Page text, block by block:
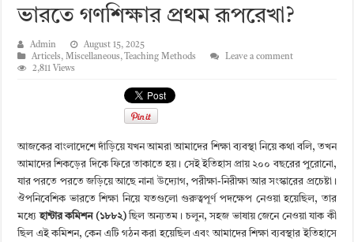
ভারতে গণশিক্ষার প্রথম রূপরেখা?
Admin
August 15, 2025
Articels,Miscellaneous, Teaching Methods
Leave a comment
2,811 Views
আজকের বাংলাদেশে দাঁড়িয়ে যখন আমরা আমাদের শিক্ষা ব্যবস্থা নিয়ে কথা বলি, তখন
আমাদের শিকড়ের দিকে ফিরে তাকাতে হয়। সেই ইতিহাস প্রায় ২০০ বছরের পুরোনো,
যার পরতে পরতে জড়িয়ে আছে নানা উদ্যোগ, পরীক্ষা-নিরীক্ষা আর সংস্কারের প্রচেষ্টা।
ঔপনিবেশিক ভারতে শিক্ষা নিয়ে যতগুলো গুরুত্বপূর্ণ পদক্ষেপ নেওয়া হয়েছিল, তার
মধ্যেহান্টার কমিশন (১৮৮২)ছিল অন্যতম। চলুন, সহজ ভাষায় জেনে নেওয়া যাক কী
ছিল এই কমিশন, কেন এটি গঠন করা হয়েছিল এবং আমাদের শিক্ষা ব্যবস্থার ইতিহাসে